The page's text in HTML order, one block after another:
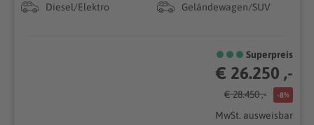
Diesel/Elektro
Geländewagen/SUV
Superpreis
€ 26.250 ,-
€ 28.450 ,- -8%
MwSt. ausweisbar